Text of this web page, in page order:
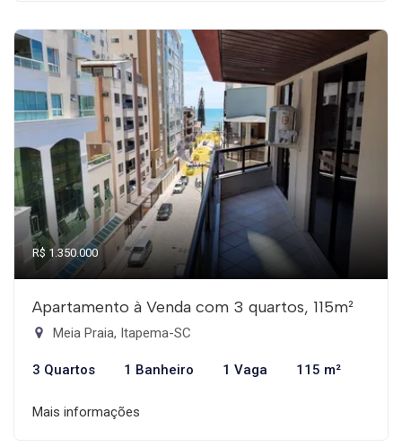
R$ 1.350.000
Apartamento à Venda com 3 quartos, 115m²
Meia Praia, Itapema-SC
3 Quartos 1 Banheiro 1 Vaga 115 m²
Mais informações